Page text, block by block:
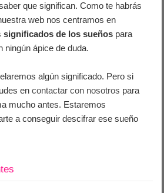
que significan. Como te habrás
web nos centramos en
significados de los sueños para
ningún ápice de duda.
algún significado. Pero si
encontactar con nosotros para
mucho antes. Estaremos
a conseguir descifrar ese sueño